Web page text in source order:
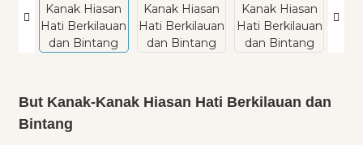
But Kanak-Kanak Hiasan Hati Berkilauan dan
Bintang